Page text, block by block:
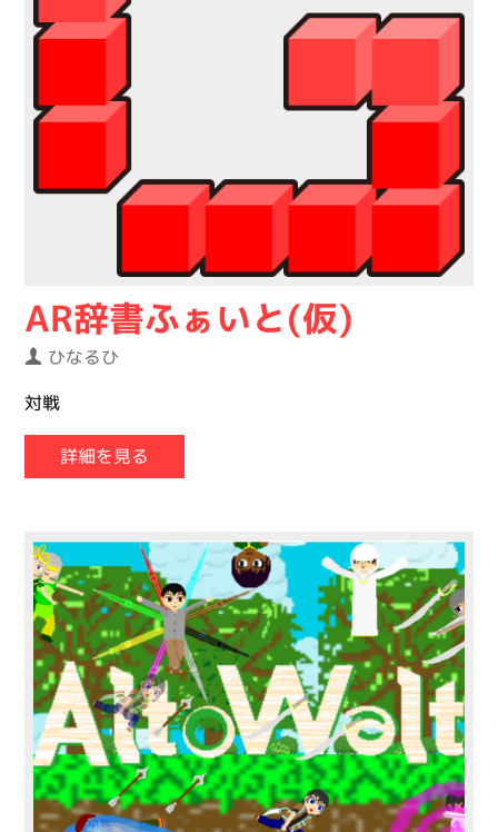
AR辞書ふぁいと(仮)
ひなるひ
対戦
詳細を見る